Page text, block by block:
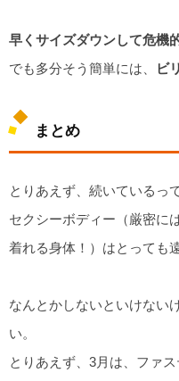
早くサイズダウンして危機
でも多分そう簡単には、
ビ
まとめ
とりあえず、続いているっ
セクシーボディー（厳密に
着れる身体！）はとっても
なんとかしないといけない
い。
とりあえず、3月は、ファ